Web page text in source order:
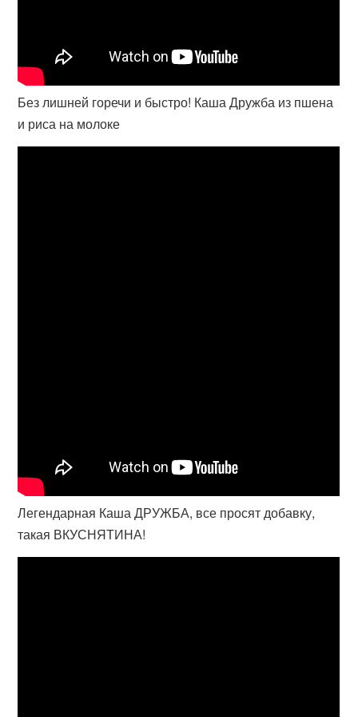
Без лишней горечи и быстро! Каша Дружба из пшена
и риса на молоке
Легендарная Каша ДРУЖБА, все просят добавку,
такая ВКУСНЯТИНА!